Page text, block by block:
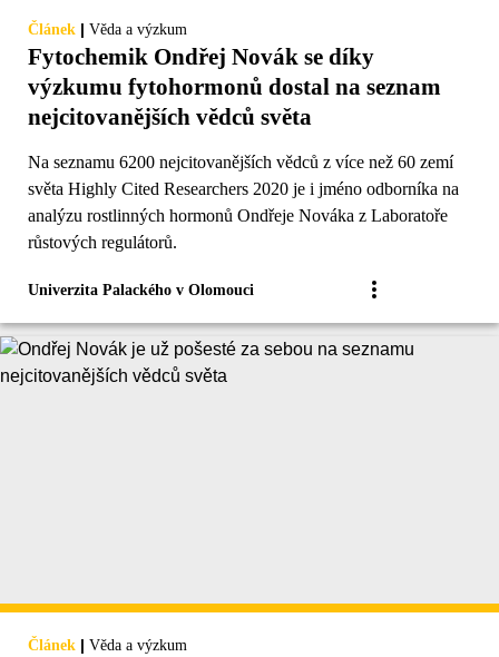
Článek | Věda a výzkum
Fytochemik Ondřej Novák se díky
výzkumu fytohormonů dostal na seznam
nejcitovanějších vědců světa
Na seznamu 6200 nejcitovanějších vědců z více než 60 zemí
světa Highly Cited Researchers 2020 je i jméno odborníka na
analýzu rostlinných hormonů Ondřeje Nováka z Laboratoře
růstových regulátorů.
Univerzita Palackého v Olomouci
Článek | Věda a výzkum